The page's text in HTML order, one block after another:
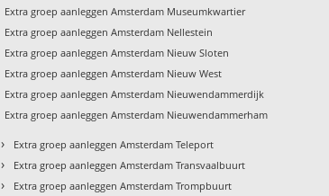
Extra groep aanleggen Amsterdam Museumkwartier
Extra groep aanleggen Amsterdam Nellestein
Extra groep aanleggen Amsterdam Nieuw Sloten
Extra groep aanleggen Amsterdam Nieuw West
Extra groep aanleggen Amsterdam Nieuwendammerdijk
Extra groep aanleggen Amsterdam Nieuwendammerham
› Extra groep aanleggen Amsterdam Teleport
› Extra groep aanleggen Amsterdam Transvaalbuurt
› Extra groep aanleggen Amsterdam Trompbuurt